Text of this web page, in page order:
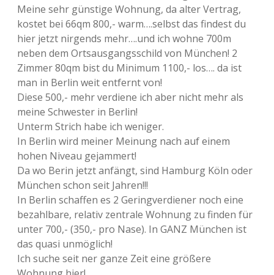
Meine sehr günstige Wohnung, da alter Vertrag,
kostet bei 66qm 800,- warm….selbst das findest du
hier jetzt nirgends mehr….und ich wohne 700m
neben dem Ortsausgangsschild von München! 2
Zimmer 80qm bist du Minimum 1100,- los…. da ist
man in Berlin weit entfernt von!
Diese 500,- mehr verdiene ich aber nicht mehr als
meine Schwester in Berlin!
Unterm Strich habe ich weniger.
In Berlin wird meiner Meinung nach auf einem
hohen Niveau gejammert!
Da wo Berin jetzt anfängt, sind Hamburg Köln oder
München schon seit Jahren!!!
In Berlin schaffen es 2 Geringverdiener noch eine
bezahlbare, relativ zentrale Wohnung zu finden für
unter 700,- (350,- pro Nase). In GANZ München ist
das quasi unmöglich!
Ich suche seit ner ganze Zeit eine größere